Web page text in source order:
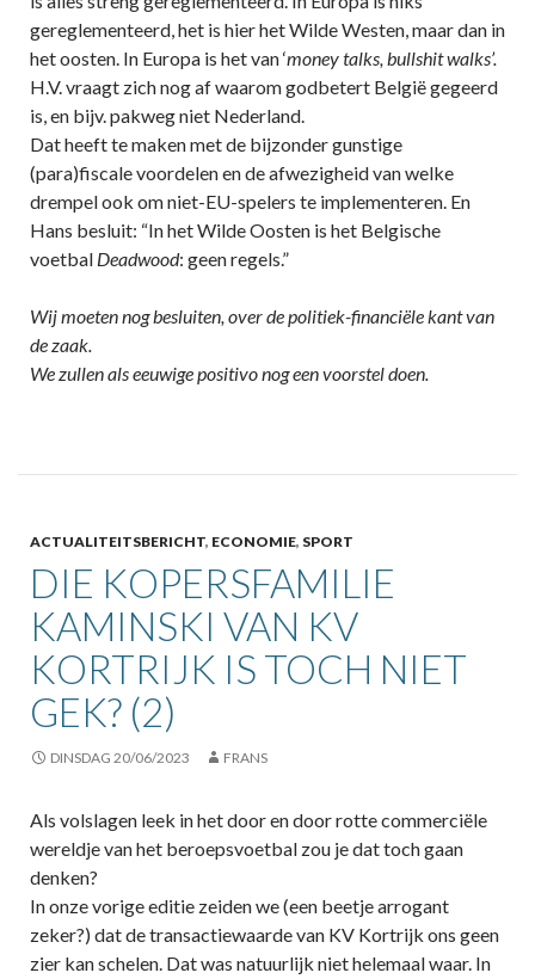
gereglementeerd, het is hier het Wilde Westen, maar dan in
het oosten. In Europa is het van ‘money talks, bullshit walks’.
H.V. vraagt zich nog af waarom godbetert België gegeerd
is, en bijv. pakweg niet Nederland.
Dat heeft te maken met de bijzonder gunstige
(para)fiscale voordelen en de afwezigheid van welke
drempel ook om niet-EU-spelers te implementeren. En
Hans besluit: “In het Wilde Oosten is het Belgische
voetbal Deadwood: geen regels.”
Wij moeten nog besluiten, over de politiek-financiële kant van
de zaak.
We zullen als eeuwige positivo nog een voorstel doen.
ACTUALITEITSBERICHT, ECONOMIE, SPORT
DIE KOPERSFAMILIE
KAMINSKI VAN KV
KORTRIJK IS TOCH NIET
GEK? (2)
DINSDAG 20/06/2023 FRANS
Als volslagen leek in het door en door rotte commerciële
wereldje van het beroepsvoetbal zou je dat toch gaan
denken?
In onze vorige editie zeiden we (een beetje arrogant
zeker?) dat de transactiewaarde van KV Kortrijk ons geen
zier kan schelen. Dat was natuurlijk niet helemaal waar. In